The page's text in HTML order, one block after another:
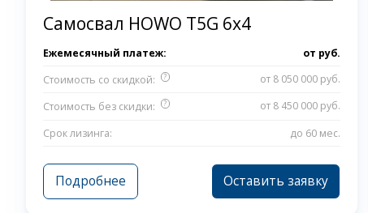
Самосвал HOWO T5G 6x4
Ежемесячный платеж: от руб.
Стоимость со скидкой:
? от 8 050 000 руб.
Стоимость без скидки: ?
от 8 450 000 руб.
Срок лизинга:
до 60 мес.
Подробнее Оставить заявку